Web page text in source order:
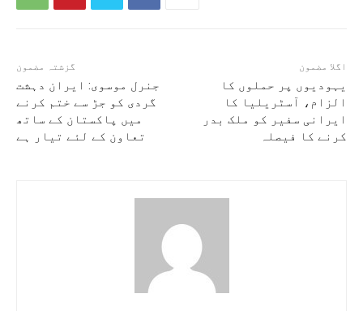
گزشتہ مضمون
جنرل موسوی: ایران دہشت
گردی کو جڑ سے ختم کرنے
میں پاکستان کے ساتھ
تعاون کے لئے تیار ہے
اگلا مضمون
یہودیوں پر حملوں کا
الزام، آسٹریلیا کا
ایرانی سفیر کو ملک بدر
کرنے کا فیصلہ